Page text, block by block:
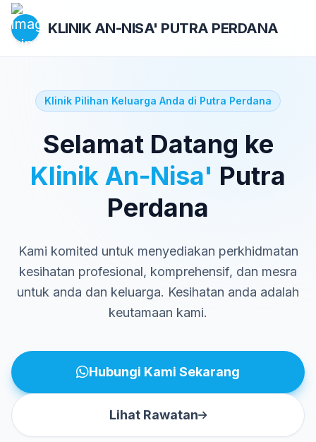
KLINIK AN-NISA' PUTRA PERDANA
Klinik Pilihan Keluarga Anda di Putra Perdana
Selamat Datang ke
Klinik An-Nisa' Putra
Perdana
Kami komited untuk menyediakan perkhidmatan
kesihatan profesional, komprehensif, dan mesra
untuk anda dan keluarga. Kesihatan anda adalah
keutamaan kami.
Hubungi Kami Sekarang
Lihat Rawatan